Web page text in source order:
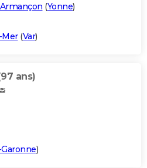
(Yonne)
Mer(Var)
ans)
)